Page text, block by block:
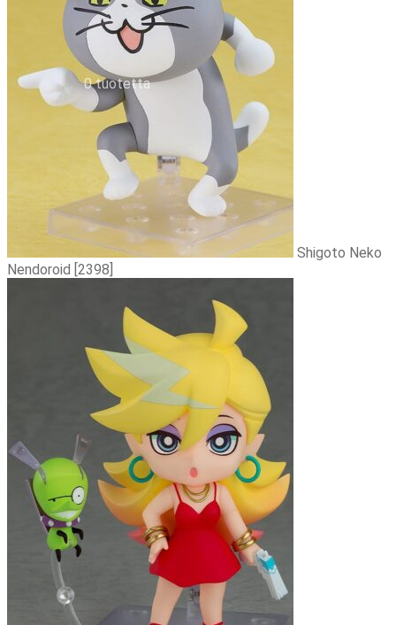
Tilauksen peruminen
Uutiskirje
EN
0,00 € 0 tuotetta
Shigoto Neko
Nendoroid [2398]